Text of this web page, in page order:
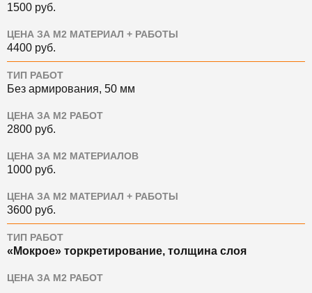
1500 руб.
ЦЕНА ЗА М2 МАТЕРИАЛ + РАБОТЫ
4400 руб.
ТИП РАБОТ
Без армирования, 50 мм
ЦЕНА ЗА М2 РАБОТ
2800 руб.
ЦЕНА ЗА М2 МАТЕРИАЛОВ
1000 руб.
ЦЕНА ЗА М2 МАТЕРИАЛ + РАБОТЫ
3600 руб.
ТИП РАБОТ
«Мокрое» торкретирование, толщина слоя
ЦЕНА ЗА М2 РАБОТ